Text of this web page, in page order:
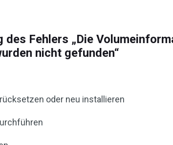
des Fehlers „Die
nicht gefunden“
oder neu installieren